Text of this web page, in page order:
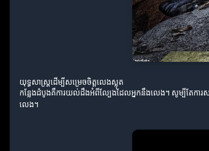
យុទ្ធសាស្ត្រដើម្បីសម្រេចចិត្តលេងស្លុត
កន្លែងដំបូងគឺការយល់ដឹងអំពីល្បែងដែលអ្នកនឹងលេង។ សូម្បីតែការស
លេង។